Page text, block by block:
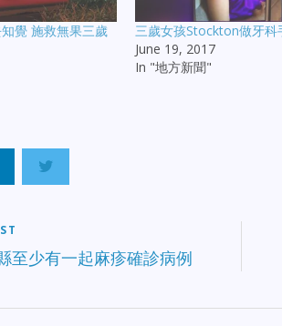
覺 施救無果三歲
三歲女孩Stockton做牙科
June 19, 2017
In "地方新聞"
至少有一起麻疹確診病例